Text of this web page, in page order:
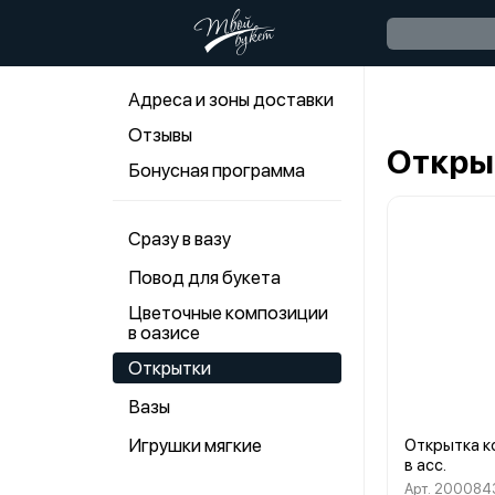
Адреса и зоны доставки
Отзывы
Бонусная программа
Сразу в вазу
Повод для букета
Цветочные композиции
в оазисе
Открытки
Вазы
Игрушки мягкие
Открытка
в асс.
Арт.